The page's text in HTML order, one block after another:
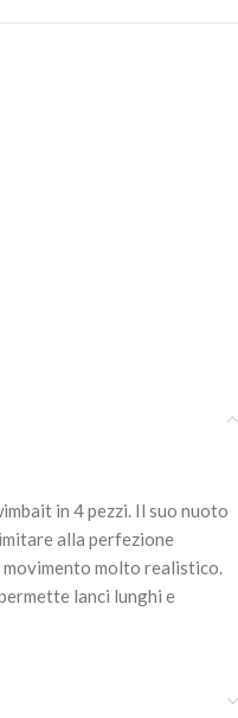
MELON GLITER
MEDUSA
in 4 pezzi. Il suo nuoto
alla perfezione
movimento molto realistico.
lanci lunghi e